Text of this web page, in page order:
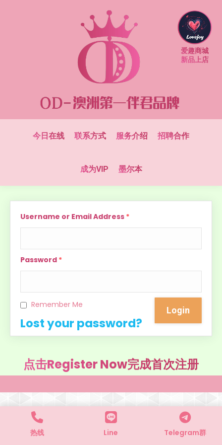
今日在线 联系方式 服务介绍 招聘合作
成为VIP 墨尔本
Username or Email Address *
Password *
Remember Me
Lost your password?
点击Register Now完成首次注册
爱趣商城
新品上店
热线 Line Telegram群